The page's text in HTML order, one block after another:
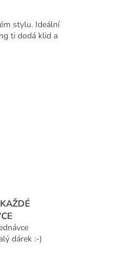
stylu. Ideální
ti dodá klid a
dárek :-)